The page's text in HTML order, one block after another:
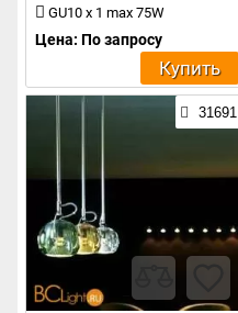
GU10 x 1 max 75W
Цена: По запросу
Купить
31691